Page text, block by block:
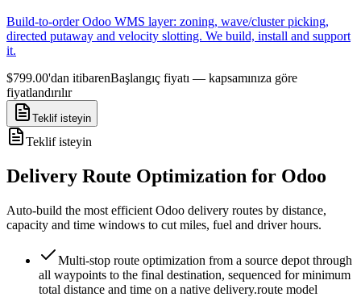
Build-to-order Odoo WMS layer: zoning, wave/cluster picking,
directed putaway and velocity slotting. We build, install and support
it.
$799.00'dan itibarenBaşlangıç fiyatı — kapsamınıza göre
fiyatlandırılır
Teklif isteyin
Teklif isteyin
Delivery Route Optimization for Odoo
Auto-build the most efficient Odoo delivery routes by distance,
capacity and time windows to cut miles, fuel and driver hours.
Multi-stop route optimization from a source depot through
all waypoints to the final destination, sequenced for minimum
total distance and time on a native delivery.route model